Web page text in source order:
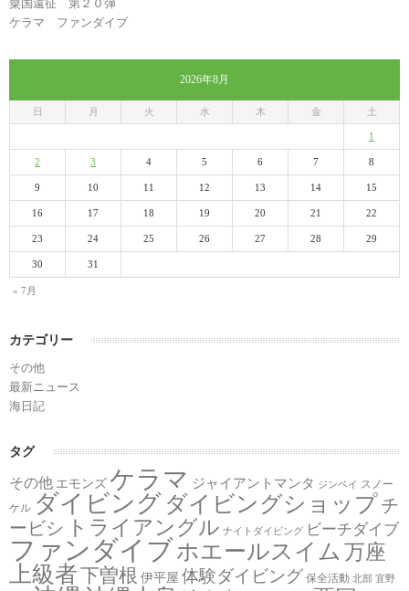
粟国遠征 第２０弾
ケラマ ファンダイブ
2026年8月
日 月 火 水 木 金 土
« 7月
1
2 3 4 5 6 7 8
9 10 11 12 13 14 15
16 17 18 19 20 21 22
23 24 25 26 27 28 29
30 31
カテゴリー
その他
最新ニュース
海日記
タグ
その他 エモンズ ケラマ ジャイアントマンタ ジンベイ スノー
ケル ダイビング ダイビングショップチ
ービシ
トライアングル ナイトダイビング ビーチダイブ
ファンダイブホエールスイム 万座
上級者下曽根 伊平屋 体験ダイビング 保全活動 北部 宜野